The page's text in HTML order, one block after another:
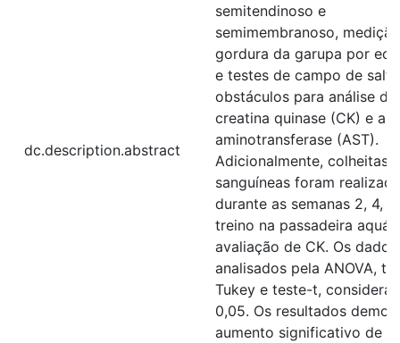
dc.description.abstract
semitendinoso e
semimembranoso,
gordura da garupa por
e testes de campo de
obstáculos para análise de
creatina quinase (CK) e
aminotransferase (AST).
Adicionalmente, colheitas
sanguíneas foram
durante as semanas 2, 4,
treino na passadeira
avaliação de CK. Os
analisados pela ANOVA,
Tukey e teste-t,
0,05. Os resultados
aumento significativo de